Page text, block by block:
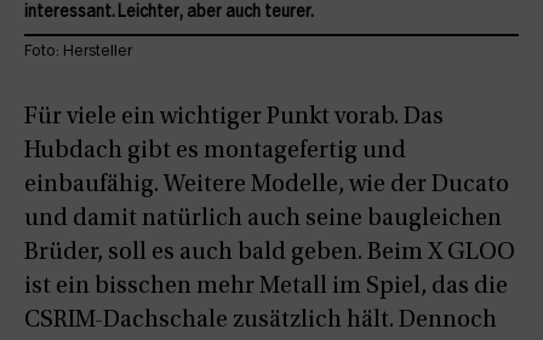
interessant. Leichter, aber auch teurer.
Foto: Hersteller
Für viele ein wichtiger Punkt vorab. Das
Hubdach gibt es montagefertig und
einbaufähig. Weitere Modelle, wie der Ducato
und damit natürlich auch seine baugleichen
Brüder, soll es auch bald geben. Beim X GLOO
ist ein bisschen mehr Metall im Spiel, das die
CSRIM-Dachschale zusätzlich hält. Dennoch